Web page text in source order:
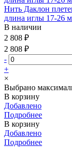
Нить Даклон
длина иглы 17-26
В наличии
2 808 ₽
2 808 ₽
-
+
×
Выбрано
В корзину
Добавлено
Подробнее
В корзину
Добавлено
Подробнее